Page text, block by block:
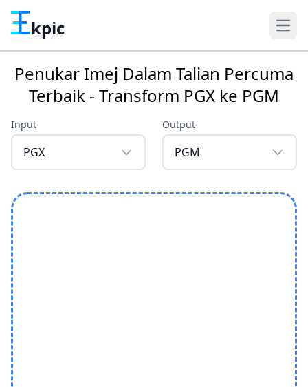
kpic
Penukar Imej Dalam Talian Percuma
Terbaik - Transform PGX ke PGM
Input
PGX
Output
PGM